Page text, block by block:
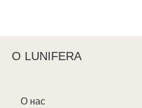
О LUNIFERA
О нас